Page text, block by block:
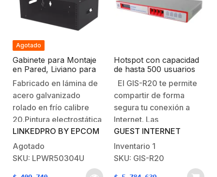
Agotado
Gabinete para Montaje
en Pared, Liviano para
4 Unidades
Fabricado en lámina de
acero galvanizado
rolado en frío calibre
20.Pintura electrostática
color negro.Cumple con
la norma norma EIA-310
y ANSI/TIA RS-310-
D.Enviado desarmado
LINKEDPRO BY EPCOM
Agotado
SKU: LPWR50304U
Hotspot con capacidad
de hasta 500 usuarios
concurrentes, un
Throughput de 200
Mbps y configuración
sencilla y rápida
El GIS-R20 te permite
compartir de forma
segura tu conexión a
Internet. Las
características
principales incluyen una
pagina de inicio
personalizada, recopilar
GUEST INTERNET
Inventario 1
SKU: GIS-R20